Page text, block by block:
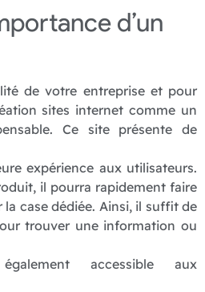
d’un
de votre entreprise et pour
sites internet comme un
Ce site présente de
expérience aux utilisateurs.
il pourra rapidement faire
la case dédiée. Ainsi, il suffit de
trouver une information ou
accessible aux